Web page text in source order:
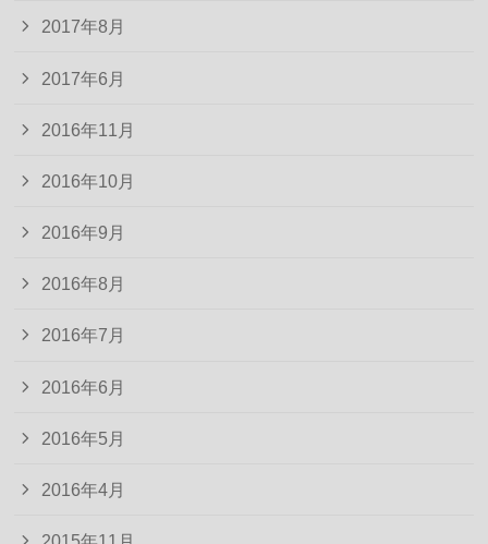
2017年8月
2017年6月
2016年11月
2016年10月
2016年9月
2016年8月
2016年7月
2016年6月
2016年5月
2016年4月